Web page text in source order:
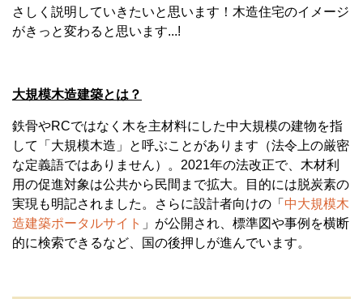
さしく説明していきたいと思います！木造住宅のイメージ
がきっと変わると思います...!
大規模木造建築とは？
鉄骨やRCではなく 木を主材料にした中大規模の建物を指
して「大規模木造」と呼ぶことがあります（法令上の厳密
な定義語ではありません）。2021年の法改正で、木材利
用の促進対象は公共から民間まで拡大。目的には脱炭素の
実現 も明記されました。さらに設計者向けの「 中大規模木
造建築ポータルサイト 」が公開され、 標準図や事例を横断
的に検索できるなど、国の後押しが進んでいます。